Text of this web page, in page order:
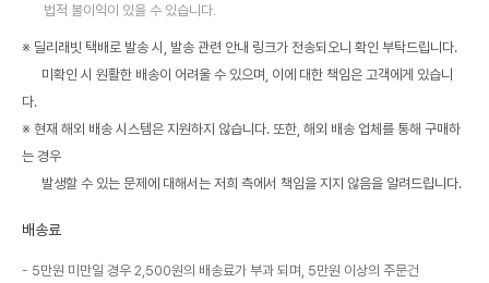
법적 불이익이 있을 수 있습니다.
※ 딜리래빗 택배로 발송 시, 발송 관련 안내 링크가 전송되오니 확인 부탁드립니다.
미확인 시 원활한 배송이 어려울 수 있으며, 이에 대한 책임은 고객에게 있습니
다.
※ 현재 해외 배송 시스템은 지원하지 않습니다. 또한, 해외 배송 업체를 통해 구매하
는 경우
발생할 수 있는 문제에 대해서는 저희 측에서 책임을 지지 않음을 알려드립니다.
배송료
5만원 미만일 경우 2,500원의 배송료가 부과 되며, 5만원 이상의 주문건